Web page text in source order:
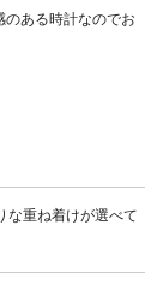
ある時計なのでお
な重ね着けが選べて